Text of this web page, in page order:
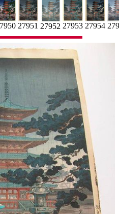
27951 27952 27953 27954